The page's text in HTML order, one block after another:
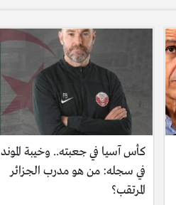
كأس آسيا في جعبته.. وخيبة
في سجله: من هو مدرب الجزائر
المرتقب؟